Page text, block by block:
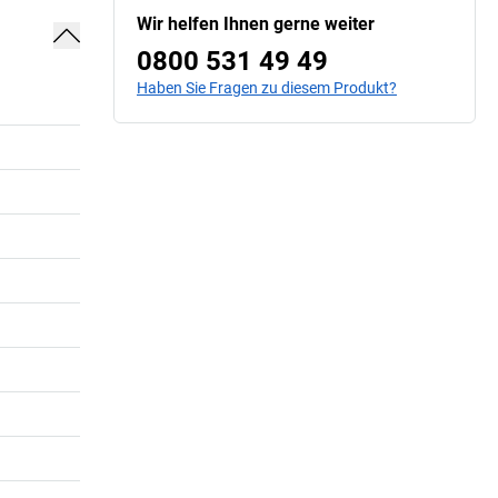
Wir helfen Ihnen gerne weiter
0800 531 49 49
Haben Sie Fragen zu diesem Produkt?